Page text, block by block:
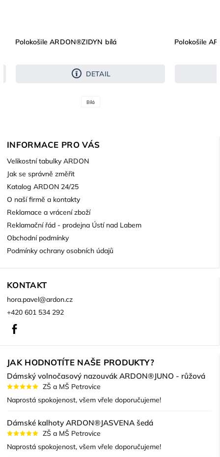
Polokošile ARDON®ZIDYN bílá
DETAIL
Bílá
Polokošile
INFORMACE PRO VÁS
Velikostní tabulky ARDON
Jak se správně změřit
Katalog ARDON 24/25
O naší firmě a kontakty
Reklamace a vrácení zboží
Reklamační řád - prodejna Ústí nad Labem
Obchodní podmínky
Podmínky ochrany osobních údajů
KONTAKT
hora.pavel@ardon.cz
+420 601 534 292
JAK HODNOTÍTE NAŠE PRODUKTY?
Dámský volnočasový nazouvák ARDON®JUNO - růžová
ZŠ a MŠ Petrovice
Naprostá spokojenost, všem vřele doporučujeme!
Dámské kalhoty ARDON®JASVENA šedá
ZŠ a MŠ Petrovice
Naprostá spokojenost, všem vřele doporučujeme!